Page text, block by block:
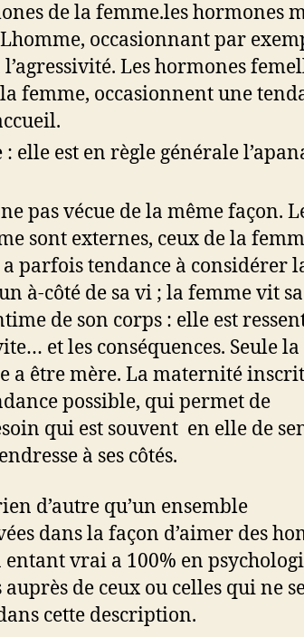
de la femme.les hormones
occasionnant par
Les hormones
femme, occasionnent une
elle est en règle générale
pas vécue de la même façon.
sont externes, ceux de la
parfois tendance à considérer
à-côté de sa vi ; la femme vit sa
de son corps : elle est
et les conséquences. Seule la
a être mère. La maternité
possible, qui permet de
qui est souvent en elle de
à ses côtés.
d’autre qu’un ensemble
dans la façon d’aimer des
entant vrai a 100% en
de ceux ou celles qui ne
cette description.